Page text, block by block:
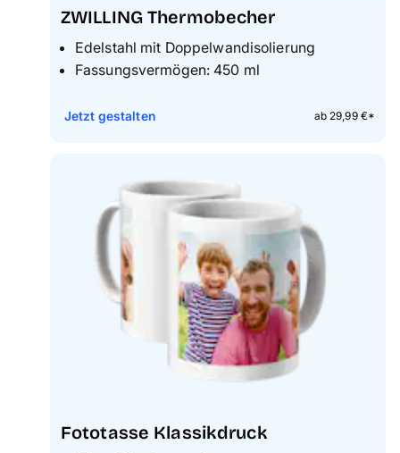
ZWILLING Thermobecher
Edelstahl mit Doppelwandisolierung
Fassungsvermögen: 450 ml
ab 29,99 €*
Jetzt gestalten
Fototasse Klassikdruck